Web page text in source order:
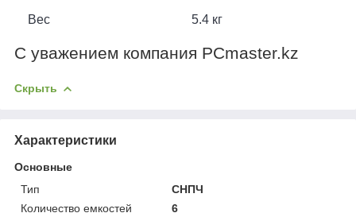
Вес 5.4 кг
С уважением компания PCmaster.kz
Скрыть
Характеристики
Основные
Тип
СНПЧ
Количество емкостей
6